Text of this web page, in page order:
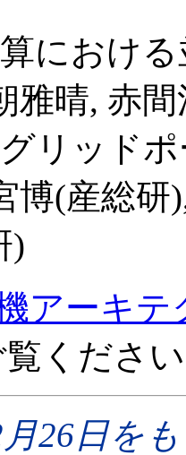
におけ
雅晴, 赤
リッド
博(産総研
)
アーキ
くださ
26日を